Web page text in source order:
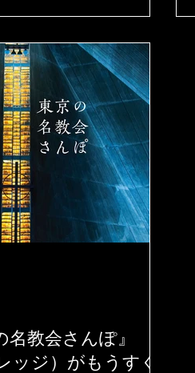
精神性の高さ」と
教会さんぽ』
ッジ）がもうすぐ